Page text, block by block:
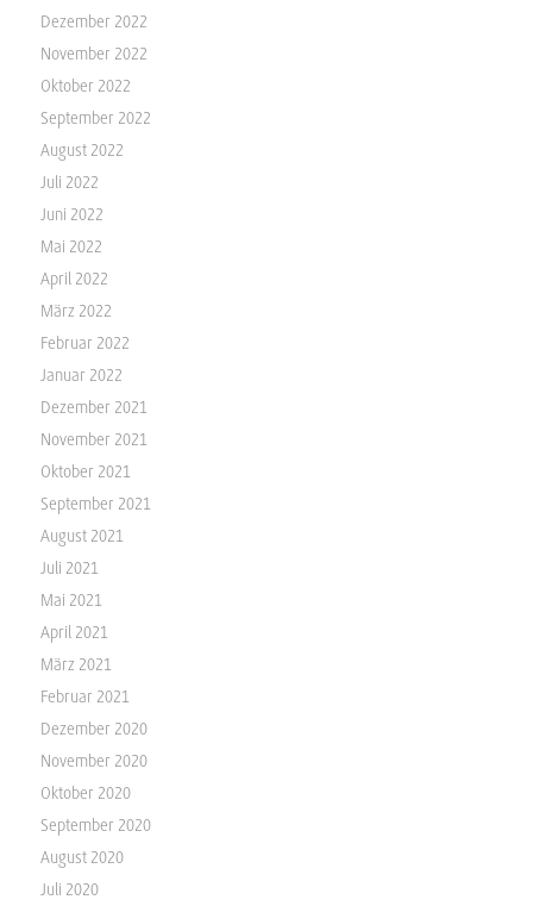
Dezember 2022
November 2022
Oktober 2022
September 2022
August 2022
Juli 2022
Juni 2022
Mai 2022
April 2022
März 2022
Februar 2022
Januar 2022
Dezember 2021
November 2021
Oktober 2021
September 2021
August 2021
Juli 2021
Mai 2021
April 2021
März 2021
Februar 2021
Dezember 2020
November 2020
Oktober 2020
September 2020
August 2020
Juli 2020